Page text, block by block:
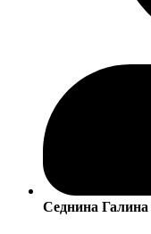
Седнина Галина